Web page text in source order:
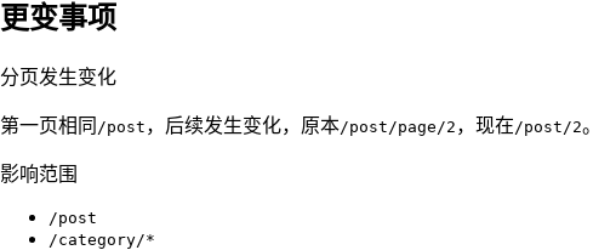
更变事项
分页发生变化
第一页相同 /post ，后续发生变化，原本/post/page/2 ，现在 /post/2。
影响范围
/post
/category/*